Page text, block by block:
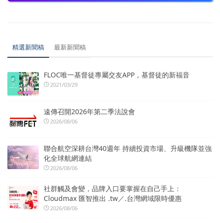
精選新聞稿 最新新聞稿
FLOC唯一基督徒專屬交友APP，基督徒的新福音
2021/03/29
遠傳召開2026年第二季法說會
2026/08/06
聯合航空深耕台灣40週年 持續投資市場、升級機隊並強
化全球航網連結
2026/08/06
社群觸及會變，品牌入口要掌握在自己手上：
Cloudmax 匯智推出 .tw／.台灣網域限時優惠
2026/08/06